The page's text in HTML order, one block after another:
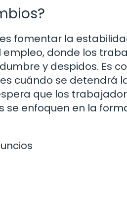
fomentar la
donde los
y despidos. Es
cuándo se detendrá
que los
enfoquen en la